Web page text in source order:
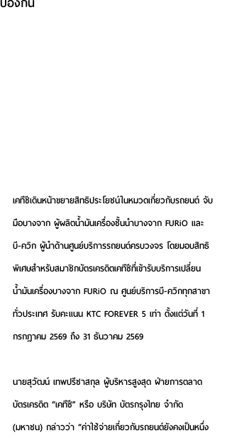
เคทีซีเดินหน้าขยายสิทธิประโยชน์ในหมวดเกี่ยวกับรถยนต์ จับ
มือบางจาก ผู้ผลิตน้ำมันเครื่องชั้นนำบางจาก FURiO และ
บี-ควิก ผู้นำด้านศูนย์บริการรถยนต์ครบวงจร โดยมอบสิทธิ
พิเศษสำหรับสมาชิกบัตรเครดิตเคทีซีที่เข้ารับบริการเปลี่ยน
น้ำมันเครื่องบางจาก FURiO ณ ศูนย์บริการบี-ควิกทุกสาขา
ทั่วประเทศ รับคะแนน KTC FOREVER 5 เท่า ตั้งแต่วันที่ 1
กรกฎาคม 2569 ถึง 31 ธันวาคม 2569
นายสุวัฒน์ เทพปรีชาสกุล ผู้บริหารสูงสุด ฝ่ายการตลาด
บัตรเครดิต “เคทีซี” หรือ บริษัท บัตรกรุงไทย จำกัด
(มหาชน) กล่าวว่า “ค่าใช้จ่ายเกี่ยวกับรถยนต์ยังคงเป็นหนึ่ง